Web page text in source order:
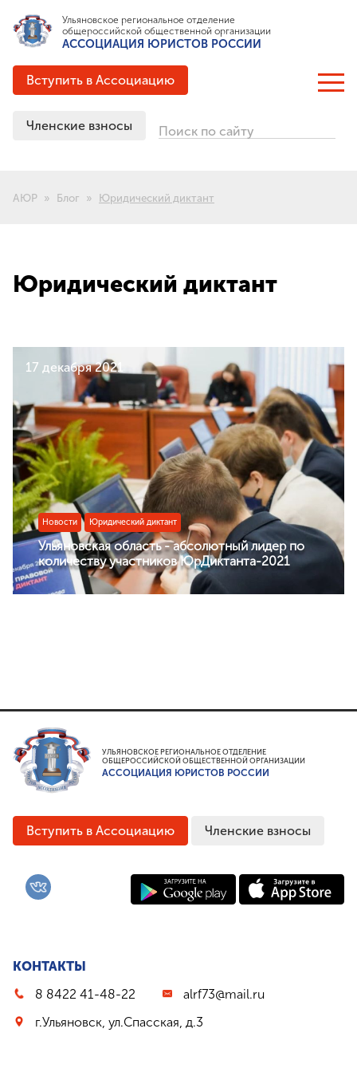
Ульяновское региональное отделение
общероссийской общественной организации
АССОЦИАЦИЯ ЮРИСТОВ РОССИИ
Вступить в Ассоциацию
Цели и задачи
Выигранные гранты
История создания
Требования
Права и обязанности
Порядок вступления
Вступить в Ассоциацию
Членские взносы
НАПРАВЛЕНИЯ ДЕЯТЕЛЬНОСТИ
Бесплатная юридическая помощь
Правовое просвещение
Законотворчество
Антикоррупционная деятельность
Молодёжное движение
Моя законотворческая инициатива
ПРЕСС-СЛУЖБА
Буклеты
Видео
Контакты
г.Ульяновск, ул.Спасская, д.3
Членские взносы Поиск по сайту
АЮР Блог Юридический диктант
Юридический диктант
17 декабря 2021
Новости Юридический диктант
Ульяновская область - абсолютный лидер по
количеству участников ЮрДиктанта-2021
УЛЬЯНОВСКОЕ РЕГИОНАЛЬНОЕ ОТДЕЛЕНИЕ
ОБЩЕРОССИЙСКОЙ ОБЩЕСТВЕННОЙ ОРГАНИЗАЦИИ
АССОЦИАЦИЯ ЮРИСТОВ РОССИИ
Вступить в Ассоциацию Членские взносы
КОНТАКТЫ
8 8422 41-48-22
alrf73@mail.ru
г.Ульяновск, ул.Спасская, д.3